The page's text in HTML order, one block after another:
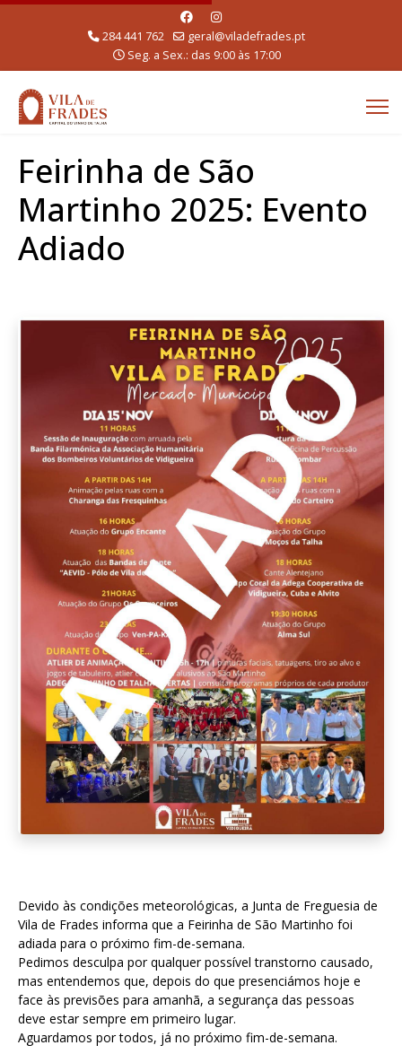
284 441 762
geral@viladefrades.pt
Seg. a Sex.: das 9:00 às 17:00
Feirinha de São
Martinho 2025: Evento
Adiado
Devido às condições meteorológicas, a Junta de Freguesia de
Vila de Frades informa que a Feirinha de São Martinho foi
adiada para o próximo fim-de-semana.
Pedimos desculpa por qualquer possível transtorno causado,
mas entendemos que, depois do que presenciámos hoje e
face às previsões para amanhã, a segurança das pessoas
deve estar sempre em primeiro lugar.
Aguardamos por todos, já no próximo fim-de-semana.